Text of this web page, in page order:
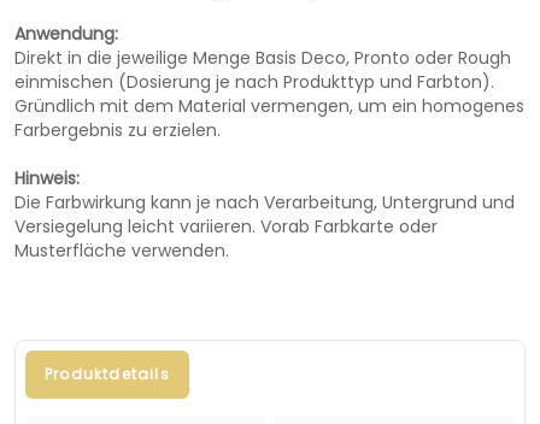
Anwendung:
Direkt in die jeweilige Menge Basis Deco, Pronto oder Rough
einmischen (Dosierung je nach Produkttyp und Farbton).
Gründlich mit dem Material vermengen, um ein homogenes
Farbergebnis zu erzielen.
Hinweis:
Die Farbwirkung kann je nach Verarbeitung, Untergrund und
Versiegelung leicht variieren. Vorab Farbkarte oder
Musterfläche verwenden.
Produktdetails